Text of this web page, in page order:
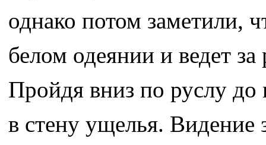
однако потом заметили,
белом одеянии и ведет
Пройдя вниз по руслу
в стену ущелья. Видение